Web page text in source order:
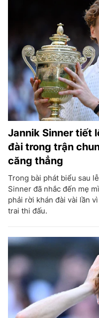
Jannik Sinner tiết
đài trong trận
căng thẳng
Trong bài phát biểu sau
Sinner đã nhắc đến mẹ
phải rời khán đài vài lần
trai thi đấu.